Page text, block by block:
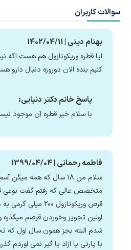
سوالات کاربران
بهنام دینی | 1402/04/11
ایا قطره وریکونازول هم هست اگه
کنیم بنده الان دوروزه دنبال دارو
پاسخ خانم دکتر دنیایی:
با سلام خیر قطره آن موجود
فاطمه رحمانی | 1399/04/04
سلام من ۱۸ سال که همه
متخصص عالی که رفتم گفت نوعی
اولین تجویز وخوردن قرصم
شدم البته بجز همون سال اول که
با پارتی یا ازاد یا گیر نمی اوردم